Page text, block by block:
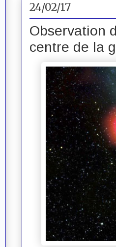
24/02/17
Observation
centre de la